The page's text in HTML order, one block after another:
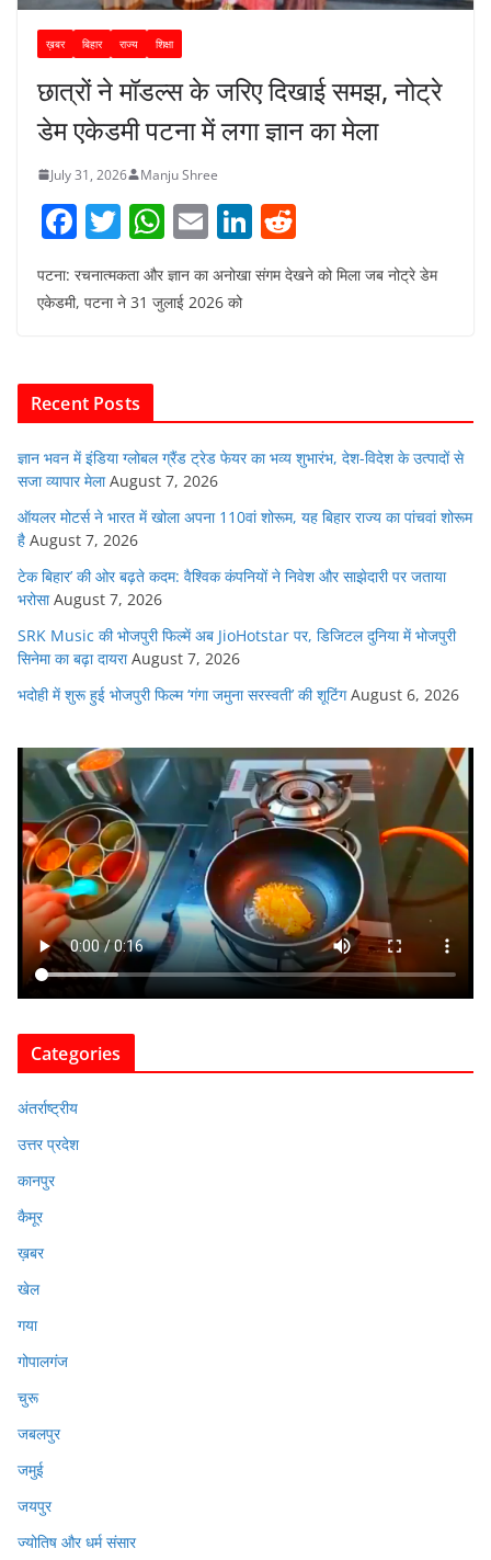
ख़बर बिहार राज्य शिक्षा
छात्रों ने मॉडल्स के जरिए दिखाई समझ, नोट्रे
डेम एकेडमी पटना में लगा ज्ञान का मेला
July 31, 2026 Manju Shree
F
c
o
o
k
T
itt
W
at
p
E
m
ai
Li
n
k
e
d
पटना: रचनात्मकता और ज्ञान का अनोखा संगम देखने को मिला जब नोट्रे डेम
एकेडमी, पटना ने 31 जुलाई 2026 को
Recent Posts
ज्ञान भवन में इंडिया ग्लोबल ग्रैंड ट्रेड फेयर का भव्य शुभारंभ, देश-विदेश के उत्पादों से
सजा व्यापार मेला August 7, 2026
ऑयलर मोटर्स ने भारत में खोला अपना 110वां शोरूम, यह बिहार राज्य का पांचवां शोरूम
है August 7, 2026
टेक बिहार’ की ओर बढ़ते कदम: वैश्विक कंपनियों ने निवेश और साझेदारी पर जताया
भरोसा August 7, 2026
SRK Music की भोजपुरी फिल्में अब JioHotstar पर, डिजिटल दुनिया में भोजपुरी
सिनेमा का बढ़ा दायरा August 7, 2026
भदोही में शुरू हुई भोजपुरी फिल्म ‘गंगा जमुना सरस्वती’ की शूटिंग August 6, 2026
Categories
अंतर्राष्ट्रीय
उत्तर प्रदेश
कानपुर
कैमूर
ख़बर
खेल
गया
गोपालगंज
चुरू
जबलपुर
जमुई
जयपुर
ज्योतिष और धर्म संसार